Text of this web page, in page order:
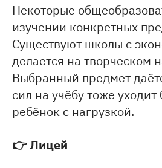
Некоторые
изучении конкретных
Существуют школы с
делается на творческом
Выбранный предмет
сил на учёбу тоже
ребёнок с нагрузкой.
👉Лицей